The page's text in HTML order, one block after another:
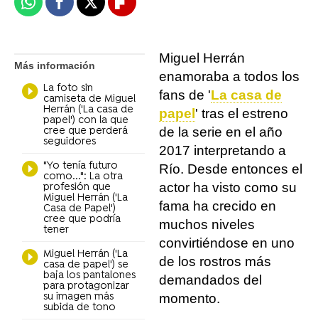
WhatsappFacebook
X Flipboard
Más información
La foto sin
camiseta de Miguel
Herrán ('La casa de
papel') con la que
cree que perderá
seguidores
"Yo tenía futuro
como...": La otra
profesión que
Miguel Herrán ('La
Casa de Papel')
cree que podría
tener
Miguel Herrán ('La
casa de papel') se
baja los pantalones
para protagonizar
su imagen más
subida de tono
Miguel Herrán
enamoraba a todos los
fans de 'La casa de
papel ' tras el estreno
de la serie en el año
2017 interpretando a
Río. Desde entonces el
actor ha visto como su
fama ha crecido en
muchos niveles
convirtiéndose en uno
de los rostros más
demandados del
momento.